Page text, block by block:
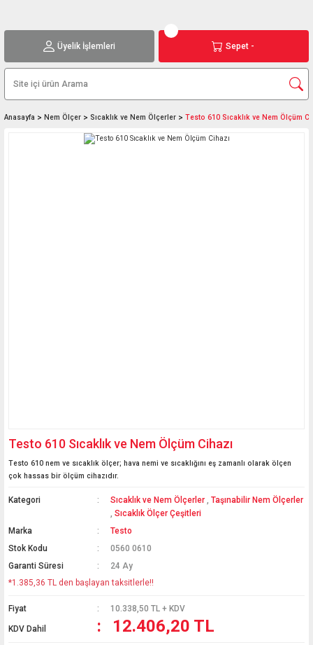
Üyelik İşlemleri Sepet -
Anasayfa Nem Ölçer Sıcaklık ve Nem Ölçerler Testo 610 Sıcaklık ve Nem Ölçüm
Testo 610 Sıcaklık ve Nem Ölçüm Cihazı
Testo 610 nem ve sıcaklık ölçer; hava nemi ve sıcaklığını eş zamanlı olarak ölçen
çok hassas bir ölçüm cihazıdır.
Kategori Sıcaklık ve Nem Ölçerler ,Taşınabilir Nem Ölçerler
,Sıcaklık Ölçer Çeşitleri
Marka
Testo
Stok Kodu
0560 0610
Garanti Süresi
24 Ay
*1.385,36 TL den başlayan taksitlerle!!
Fiyat 10.338,50 TL + KDV
KDV Dahil 12.406,20 TL